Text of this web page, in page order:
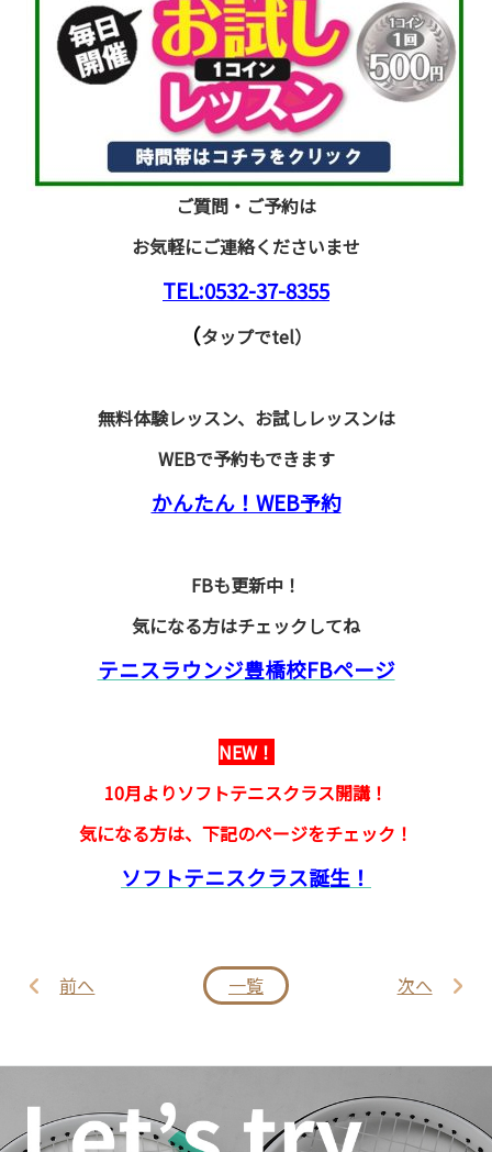
ご質問・ご予約は
お気軽にご連絡くださいませ
TEL:0532-37-8355
（タップでtel）
無料体験レッスン、お試しレッスンは
WEBで予約もできます
かんたん！WEB予約
FBも更新中！
気になる方はチェックしてね
テニスラウンジ豊橋校FBページ
NEW！
10月よりソフトテニスクラス開講！
気になる方は、下記のページをチェック！
ソフトテニスクラス誕生！
前へ 一覧 次へ